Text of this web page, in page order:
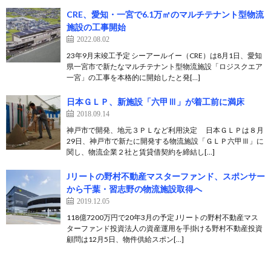
CRE、愛知・一宮で6.1万㎡のマルチテナント型物流
施設の工事開始
2022.08.02
23年9月末竣工予定 シーアールイー（CRE）は8月1日、愛知
県一宮市で新たなマルチテナント型物流施設「ロジスクエア
一宮」の工事を本格的に開始したと発[…]
日本ＧＬＰ、新施設「六甲Ⅲ」が着工前に満床
2018.09.14
神戸市で開発、地元３ＰＬなど利用決定 日本ＧＬＰは８月
29日、神戸市で新たに開発する物流施設「ＧＬＰ六甲Ⅲ」に
関し、物流企業２社と賃貸借契約を締結し[…]
Jリートの野村不動産マスターファンド、スポンサー
から千葉・習志野の物流施設取得へ
2019.12.05
118億7200万円で20年3月の予定 Jリートの野村不動産マス
ターファンド投資法人の資産運用を手掛ける野村不動産投資
顧問は12月5日、物件供給スポン[…]